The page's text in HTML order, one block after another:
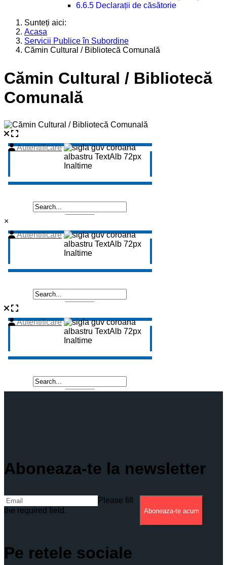
6.6.5 Declarații de căsătorie
Sunteți aici:
Acasa
Servicii Publice în Subordine
Cămin Cultural / Bibliotecă Comunală
Cămin Cultural / Bibliotecă
Comunală
×
Aboneaza-te la newsletter
Please fill
the required field.
Aboneaza-te acum
Pe retele sociale